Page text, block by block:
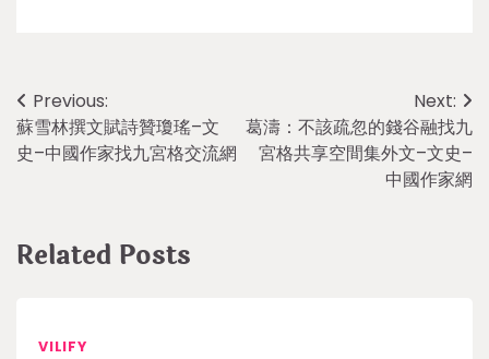
Post
navigation
Previous:
蘇雪林撰文賦詩贊瓊瑤–文
史–中國作家找九宮格交流網
Next:
葛濤：不該疏忽的錢谷融找九
宮格共享空間集外文–文史–
中國作家網
Related Posts
VILIFY